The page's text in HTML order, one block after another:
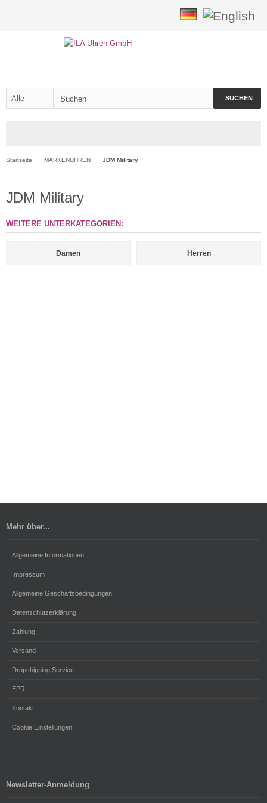
SUCHEN
Startseite MARKENUHREN JDM Military
JDM Military
WEITERE UNTERKATEGORIEN:
Damen Herren
Mehr über...
Allgemeine Informationen
Impressum
Allgemeine Geschäftsbedingungen
Datenschutzerklärung
Zahlung
Versand
Dropshipping Service
EPR
Kontakt
Cookie Einstellungen
Newsletter-Anmeldung